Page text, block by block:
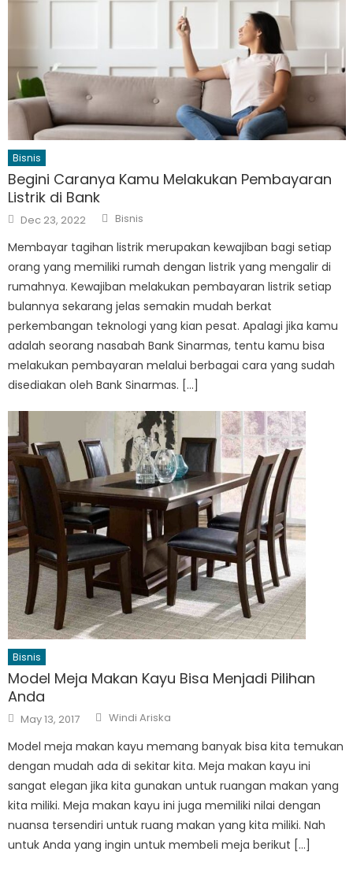
Bisnis
Begini Caranya Kamu Melakukan Pembayaran
Listrik di Bank
Posted
on
Dec 23, 2022 Author
Bisnis
Membayar tagihan listrik merupakan kewajiban bagi setiap
orang yang memiliki rumah dengan listrik yang mengalir di
rumahnya. Kewajiban melakukan pembayaran listrik setiap
bulannya sekarang jelas semakin mudah berkat
perkembangan teknologi yang kian pesat. Apalagi jika kamu
adalah seorang nasabah Bank Sinarmas, tentu kamu bisa
melakukan pembayaran melalui berbagai cara yang sudah
disediakan oleh Bank Sinarmas. […]
Bisnis
Model Meja Makan Kayu Bisa Menjadi Pilihan
Anda
Posted
on
May 13, 2017 Author
Windi Ariska
Model meja makan kayu memang banyak bisa kita temukan
dengan mudah ada di sekitar kita. Meja makan kayu ini
sangat elegan jika kita gunakan untuk ruangan makan yang
kita miliki. Meja makan kayu ini juga memiliki nilai dengan
nuansa tersendiri untuk ruang makan yang kita miliki. Nah
untuk Anda yang ingin untuk membeli meja berikut […]